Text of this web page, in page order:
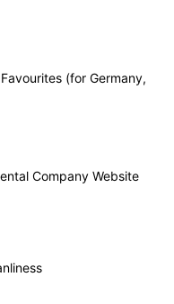
(for Germany,
Company Website